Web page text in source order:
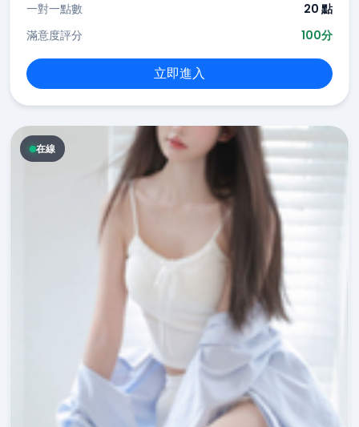
一對一點數
20 點
滿意度評分
100分
立即進入
在線